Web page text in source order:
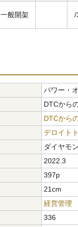
一般開架 /
パワー・
DTCから
DTCから
デロイト
ダイヤモ
2022.3
397p
21cm
経営管理
336